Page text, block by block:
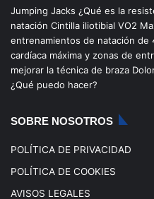
b
o
Jumping Jacks ¿Qué es la
natación Cintilla iliotibial VO2
entrenamientos de natación de
cardíaca máxima y zonas de
mejorar la técnica de braza
¿Qué puedo hacer?
SOBRE NOSOTROS
POLÍTICA DE PRIVACIDAD
POLÍTICA DE COOKIES
AVISOS LEGALES